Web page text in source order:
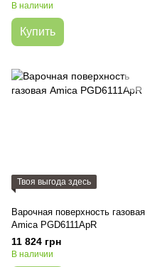
В наличии
Купить
Твоя выгода здесь
Варочная поверхность газовая
Amica PGD6111ApR
11 824 грн
В наличии